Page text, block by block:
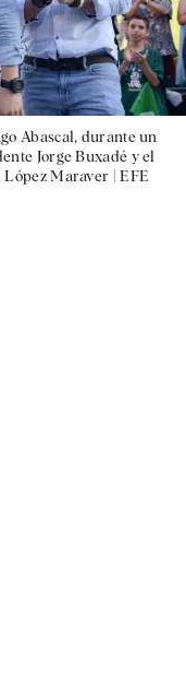
Abascal, durante un
Jorge Buxadé y el
López Maraver |EFE